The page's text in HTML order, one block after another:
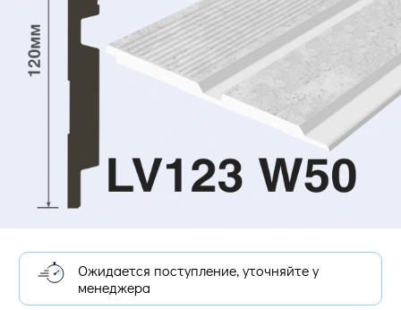
Ожидается поступление, уточняйте у
менеджера